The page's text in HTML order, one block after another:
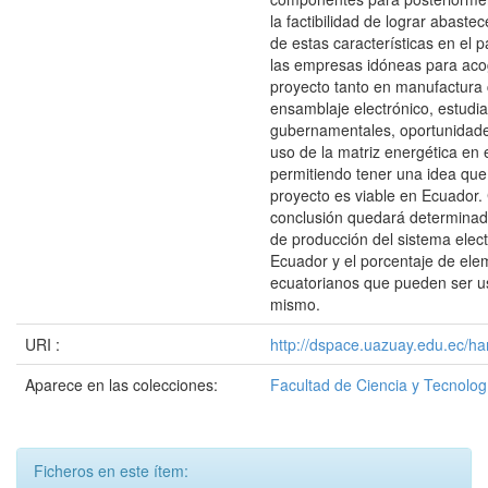
la factibilidad de lograr
de estas características en el
las empresas idóneas para
proyecto tanto en manufactura
ensamblaje electrónico,
gubernamentales,
uso de la matriz energética en
permitiendo tener una idea
proyecto es viable en Ecuador.
conclusión quedará
de producción del sistema
Ecuador y el porcentaje de
ecuatorianos que pueden ser
mismo.
URI :
http://dspace.uazuay.edu.ec/
Aparece en las colecciones:
Facultad de Ciencia y
Ficheros en este ítem: